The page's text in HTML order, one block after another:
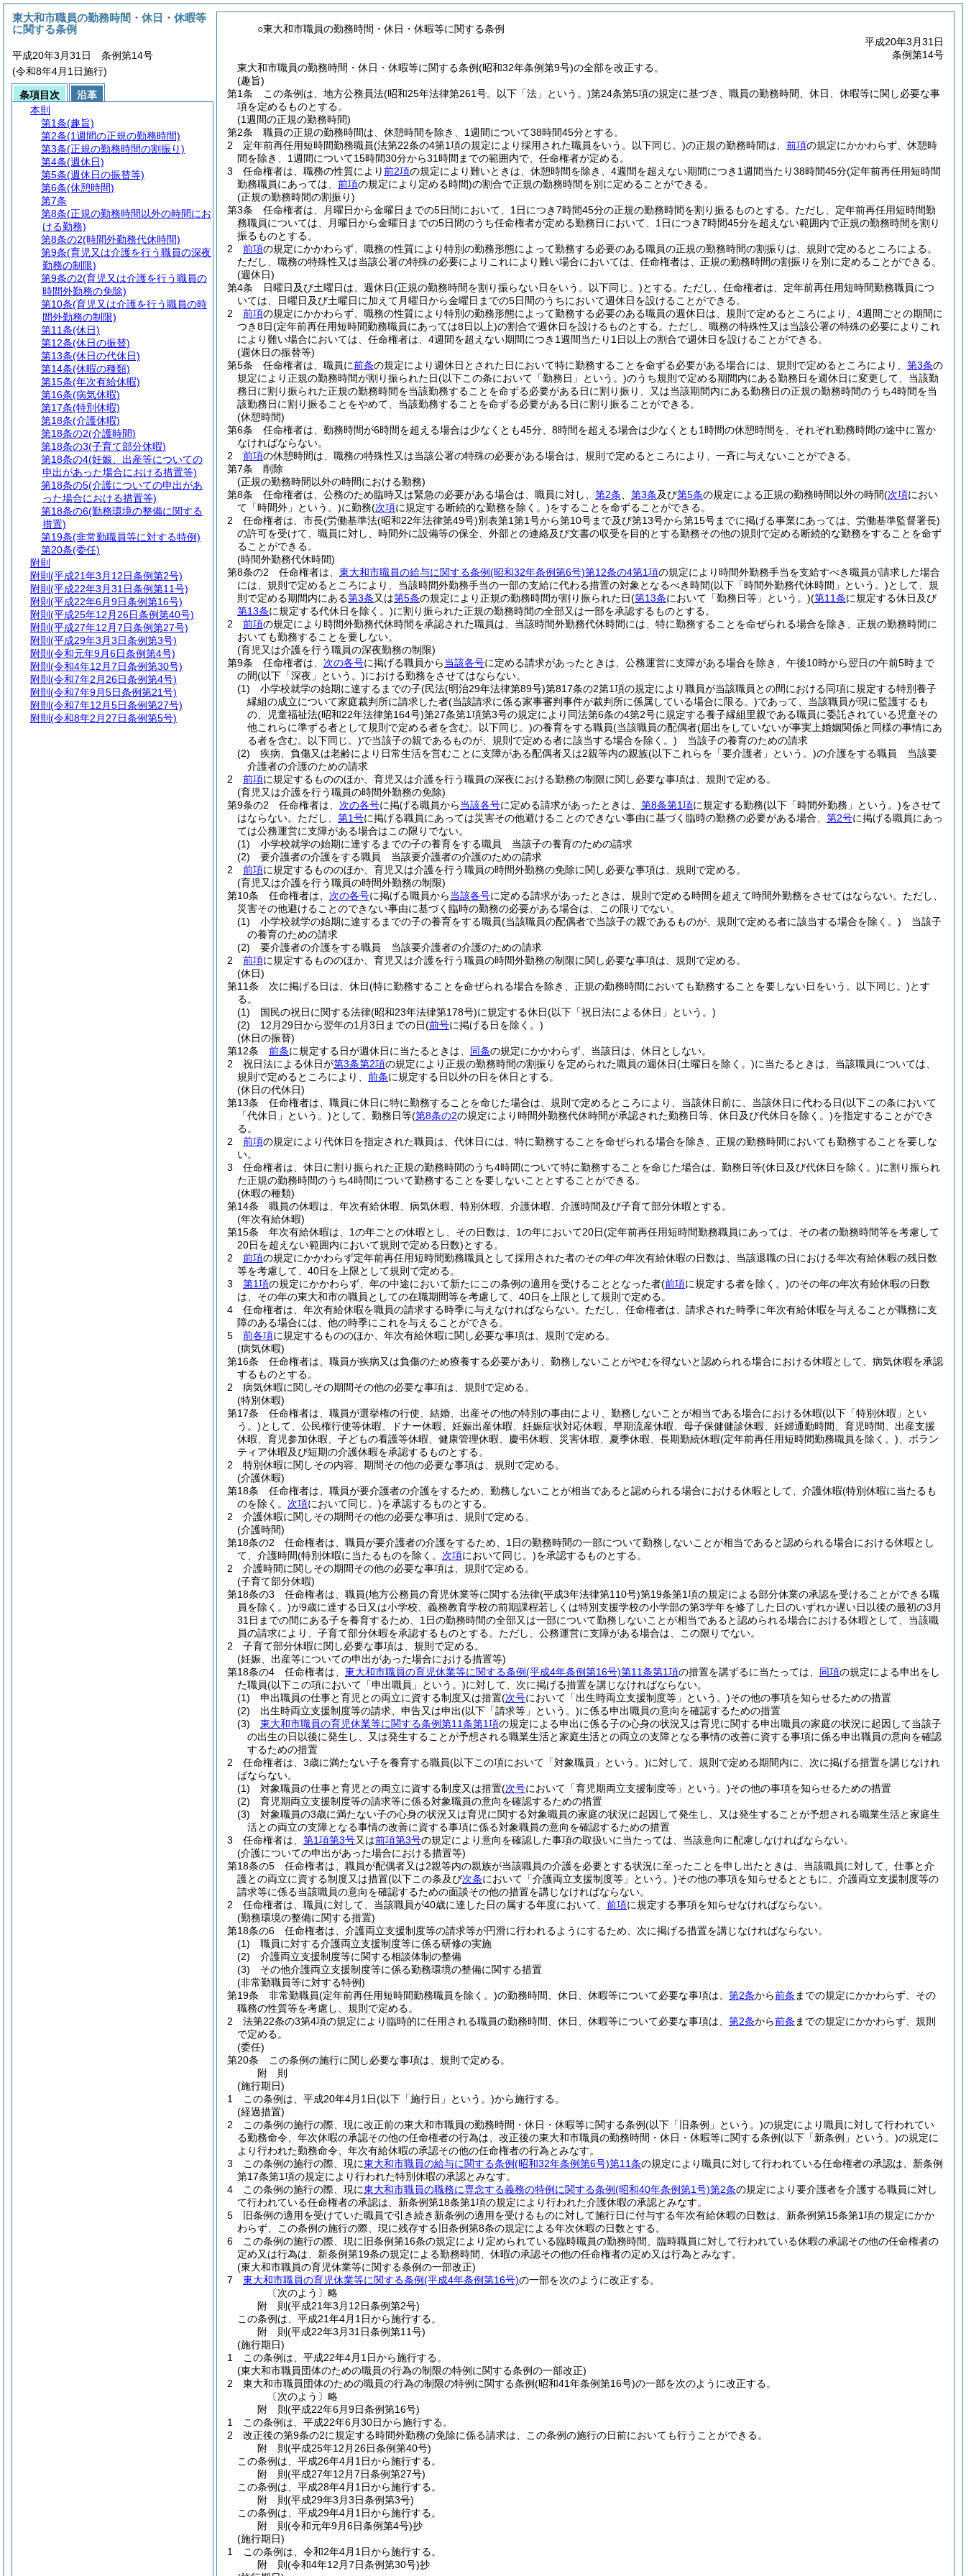
○東大和市職員の勤務時間・休日・休暇等に関する条例
平成20年3月31日
条例第14号
東大和市職員の勤務時間・休日・休暇等に関する条例(昭和32年条例第9号)の全部を改正する。
(趣旨)
第1条
この条例は、地方公務員法(昭和25年法律第261号。以下「法」という。)第24条第5項の規定に基づき、職員の勤務時間、休日、休暇等に関し必要な事
項を定めるものとする。
(1週間の正規の勤務時間)
第2条
職員の正規の勤務時間は、休憩時間を除き、1週間について38時間45分とする。
2
定年前再任用短時間勤務職員(法第22条の4第1項の規定により採用された職員をいう。以下同じ。)の正規の勤務時間は、 前項の規定にかかわらず、休憩時
間を除き、1週間について15時間30分から31時間までの範囲内で、任命権者が定める。
3
任命権者は、職務の性質により前2項の規定により難いときは、休憩時間を除き、4週間を超えない期間につき1週間当たり38時間45分(定年前再任用短時間
勤務職員にあっては、 前項の規定により定める時間)の割合で正規の勤務時間を別に定めることができる。
(正規の勤務時間の割振り)
第3条
任命権者は、月曜日から金曜日までの5日間において、1日につき7時間45分の正規の勤務時間を割り振るものとする。 ただし、定年前再任用短時間勤
務職員については、月曜日から金曜日までの5日間のうち任命権者が定める勤務日において、1日につき7時間45分を超えない範囲内で正規の勤務時間を割り
振るものとする。
2
前項の規定にかかわらず、職務の性質により特別の勤務形態によって勤務する必要のある職員の正規の勤務時間の割振りは、規則で定めるところによる。
ただし、職務の特殊性又は当該公署の特殊の必要によりこれにより難い場合においては、任命権者は、正規の勤務時間の割振りを別に定めることができる。
(週休日)
第4条
日曜日及び土曜日は、週休日(正規の勤務時間を割り振らない日をいう。以下同じ。)とする。 ただし、任命権者は、定年前再任用短時間勤務職員につ
いては、日曜日及び土曜日に加えて月曜日から金曜日までの5日間のうちにおいて週休日を設けることができる。
2
前項の規定にかかわらず、職務の性質により特別の勤務形態によって勤務する必要のある職員の週休日は、規則で定めるところにより、4週間ごとの期間に
つき8日(定年前再任用短時間勤務職員にあっては8日以上)の割合で週休日を設けるものとする。 ただし、職務の特殊性又は当該公署の特殊の必要によりこれ
により難い場合においては、任命権者は、4週間を超えない期間につき1週間当たり1日以上の割合で週休日を設けることができる。
(週休日の振替等)
第5条
任命権者は、職員に前条の規定により週休日とされた日において特に勤務することを命ずる必要がある場合には、規則で定めるところにより、 第3条の
規定により正規の勤務時間が割り振られた日(以下この条において「勤務日」という。)のうち規則で定める期間内にある勤務日を週休日に変更して、当該勤
務日に割り振られた正規の勤務時間を当該勤務することを命ずる必要がある日に割り振り、又は当該期間内にある勤務日の正規の勤務時間のうち4時間を当
該勤務日に割り振ることをやめて、当該勤務することを命ずる必要がある日に割り振ることができる。
(休憩時間)
第6条
任命権者は、勤務時間が6時間を超える場合は少なくとも45分、8時間を超える場合は少なくとも1時間の休憩時間を、それぞれ勤務時間の途中に置か
なければならない。
2
前項の休憩時間は、職務の特殊性又は当該公署の特殊の必要がある場合は、規則で定めるところにより、一斉に与えないことができる。
第7条
削除
(正規の勤務時間以外の時間における勤務)
第8条
任命権者は、公務のため臨時又は緊急の必要がある場合は、職員に対し、 第2条 第3条及び第5条の規定による正規の勤務時間以外の時間(次項におい
て「時間外」という。)に勤務(次項に規定する断続的な勤務を除く。)をすることを命ずることができる。
2
任命権者は、市長(労働基準法(昭和22年法律第49号)別表第1第1号から第10号まで及び第13号から第15号までに掲げる事業にあっては、労働基準監督署長)
の許可を受けて、職員に対し、時間外に設備等の保全、外部との連絡及び文書の収受を目的とする勤務その他の規則で定める断続的な勤務をすることを命ず
ることができる。
(時間外勤務代休時間)
第8条の2
任命権者は、 東大和市職員の給与に関する条例(昭和32年条例第6号)第12条の4第1項の規定により時間外勤務手当を支給すべき職員が請求した場合
には、規則で定めるところにより、当該時間外勤務手当の一部の支給に代わる措置の対象となるべき時間(以下「時間外勤務代休時間」という。)として、規
則で定める期間内にある第3条又は第5条の規定により正規の勤務時間が割り振られた日(第13条において「勤務日等」という。)(第11条に規定する休日及び
第13条に規定する代休日を除く。)に割り振られた正規の勤務時間の全部又は一部を承認するものとする。
2
前項の規定により時間外勤務代休時間を承認された職員は、当該時間外勤務代休時間には、特に勤務することを命ぜられる場合を除き、正規の勤務時間に
おいても勤務することを要しない。
(育児又は介護を行う職員の深夜勤務の制限)
第9条
任命権者は、 次の各号に掲げる職員から当該各号に定める請求があったときは、公務運営に支障がある場合を除き、午後10時から翌日の午前5時まで
の間(以下「深夜」という。)における勤務をさせてはならない。
(1)
小学校就学の始期に達するまでの子(民法(明治29年法律第89号)第817条の2第1項の規定により職員が当該職員との間における同項に規定する特別養子
縁組の成立について家庭裁判所に請求した者(当該請求に係る家事審判事件が裁判所に係属している場合に限る。)であって、当該職員が現に監護するも
の、児童福祉法(昭和22年法律第164号)第27条第1項第3号の規定により同法第6条の4第2号に規定する養子縁組里親である職員に委託されている児童その
他これらに準ずる者として規則で定める者を含む。以下同じ。)の養育をする職員(当該職員の配偶者(届出をしていないが事実上婚姻関係と同様の事情にあ
る者を含む。以下同じ。)で当該子の親であるものが、規則で定める者に該当する場合を除く。) 当該子の養育のための請求
(2)
疾病、負傷又は老齢により日常生活を営むことに支障がある配偶者又は2親等内の親族(以下これらを「要介護者」という。)の介護をする職員 当該要
介護者の介護のための請求
2
前項に規定するもののほか、育児又は介護を行う職員の深夜における勤務の制限に関し必要な事項は、規則で定める。
(育児又は介護を行う職員の時間外勤務の免除)
第9条の2
任命権者は、 次の各号に掲げる職員から当該各号に定める請求があったときは、 第8条第1項に規定する勤務(以下「時間外勤務」という。)をさせて
はならない。 ただし、 第1号に掲げる職員にあっては災害その他避けることのできない事由に基づく臨時の勤務の必要がある場合、 第2号に掲げる職員にあっ
ては公務運営に支障がある場合はこの限りでない。
(1)
小学校就学の始期に達するまでの子の養育をする職員 当該子の養育のための請求
(2)
要介護者の介護をする職員 当該要介護者の介護のための請求
2
前項に規定するもののほか、育児又は介護を行う職員の時間外勤務の免除に関し必要な事項は、規則で定める。
(育児又は介護を行う職員の時間外勤務の制限)
第10条
任命権者は、 次の各号に掲げる職員から当該各号に定める請求があったときは、規則で定める時間を超えて時間外勤務をさせてはならない。 ただし、
災害その他避けることのできない事由に基づく臨時の勤務の必要がある場合は、この限りでない。
(1)
小学校就学の始期に達するまでの子の養育をする職員(当該職員の配偶者で当該子の親であるものが、規則で定める者に該当する場合を除く。) 当該子
の養育のための請求
(2)
要介護者の介護をする職員 当該要介護者の介護のための請求
2
前項に規定するもののほか、育児又は介護を行う職員の時間外勤務の制限に関し必要な事項は、規則で定める。
(休日)
第11条
次に掲げる日は、休日(特に勤務することを命ぜられる場合を除き、正規の勤務時間においても勤務することを要しない日をいう。以下同じ。)とす
る。
(1)
国民の祝日に関する法律(昭和23年法律第178号)に規定する休日(以下「祝日法による休日」という。)
(2)
12月29日から翌年の1月3日までの日(前号に掲げる日を除く。)
(休日の振替)
第12条
前条に規定する日が週休日に当たるときは、 同条の規定にかかわらず、当該日は、休日としない。
2
祝日法による休日が第3条第2項の規定により正規の勤務時間の割振りを定められた職員の週休日(土曜日を除く。)に当たるときは、当該職員については、
規則で定めるところにより、 前条に規定する日以外の日を休日とする。
(休日の代休日)
第13条
任命権者は、職員に休日に特に勤務することを命じた場合は、規則で定めるところにより、当該休日前に、当該休日に代わる日(以下この条において
「代休日」という。)として、勤務日等(第8条の2の規定により時間外勤務代休時間が承認された勤務日等、休日及び代休日を除く。)を指定することができ
る。
2
前項の規定により代休日を指定された職員は、代休日には、特に勤務することを命ぜられる場合を除き、正規の勤務時間においても勤務することを要しな
い。
3
任命権者は、休日に割り振られた正規の勤務時間のうち4時間について特に勤務することを命じた場合は、勤務日等(休日及び代休日を除く。)に割り振られ
た正規の勤務時間のうち4時間について勤務することを要しないこととすることができる。
(休暇の種類)
第14条
職員の休暇は、年次有給休暇、病気休暇、特別休暇、介護休暇、介護時間及び子育て部分休暇とする。
(年次有給休暇)
第15条
年次有給休暇は、1の年ごとの休暇とし、その日数は、1の年において20日(定年前再任用短時間勤務職員にあっては、その者の勤務時間等を考慮して
20日を超えない範囲内において規則で定める日数)とする。
2
前項の規定にかかわらず定年前再任用短時間勤務職員として採用された者のその年の年次有給休暇の日数は、当該退職の日における年次有給休暇の残日数
等を考慮して、40日を上限として規則で定める。
3
第1項の規定にかかわらず、年の中途において新たにこの条例の適用を受けることとなった者(前項に規定する者を除く。)のその年の年次有給休暇の日数
は、その年の東大和市の職員としての在職期間等を考慮して、40日を上限として規則で定める。
4
任命権者は、年次有給休暇を職員の請求する時季に与えなければならない。 ただし、任命権者は、請求された時季に年次有給休暇を与えることが職務に支
障のある場合には、他の時季にこれを与えることができる。
5
前各項に規定するもののほか、年次有給休暇に関し必要な事項は、規則で定める。
(病気休暇)
第16条
任命権者は、職員が疾病又は負傷のため療養する必要があり、勤務しないことがやむを得ないと認められる場合における休暇として、病気休暇を承認
するものとする。
2
病気休暇に関しその期間その他の必要な事項は、規則で定める。
(特別休暇)
第17条
任命権者は、職員が選挙権の行使、結婚、出産その他の特別の事由により、勤務しないことが相当である場合における休暇(以下「特別休暇」とい
う。)として、公民権行使等休暇、ドナー休暇、妊娠出産休暇、妊娠症状対応休暇、早期流産休暇、母子保健健診休暇、妊婦通勤時間、育児時間、出産支援
休暇、育児参加休暇、子どもの看護等休暇、健康管理休暇、慶弔休暇、災害休暇、夏季休暇、長期勤続休暇(定年前再任用短時間勤務職員を除く。) 、ボラン
ティア休暇及び短期の介護休暇を承認するものとする。
2
特別休暇に関しその内容、期間その他の必要な事項は、規則で定める。
(介護休暇)
第18条
任命権者は、職員が要介護者の介護をするため、勤務しないことが相当であると認められる場合における休暇として、介護休暇(特別休暇に当たるも
のを除く。 次項において同じ。)を承認するものとする。
2
介護休暇に関しその期間その他の必要な事項は、規則で定める。
(介護時間)
第18条の2
任命権者は、職員が要介護者の介護をするため、1日の勤務時間の一部について勤務しないことが相当であると認められる場合における休暇とし
て、介護時間(特別休暇に当たるものを除く。 次項において同じ。)を承認するものとする。
2
介護時間に関しその期間その他の必要な事項は、規則で定める。
(子育て部分休暇)
第18条の3
任命権者は、職員(地方公務員の育児休業等に関する法律(平成3年法律第110号)第19条第1項の規定による部分休業の承認を受けることができる職
員を除く。)が9歳に達する日又は小学校、義務教育学校の前期課程若しくは特別支援学校の小学部の第3学年を修了した日のいずれか遅い日以後の最初の3月
31日までの間にある子を養育するため、1日の勤務時間の全部又は一部について勤務しないことが相当であると認められる場合における休暇として、当該職
員の請求により、子育て部分休暇を承認するものとする。 ただし、公務運営に支障がある場合は、この限りでない。
2
子育て部分休暇に関し必要な事項は、規則で定める。
(妊娠、出産等についての申出があった場合における措置等)
第18条の4
任命権者は、 東大和市職員の育児休業等に関する条例(平成4年条例第16号)第11条第1項の措置を講ずるに当たっては、 同項の規定による申出をし
た職員(以下この項において「申出職員」という。)に対して、次に掲げる措置を講じなければならない。
(1)
申出職員の仕事と育児との両立に資する制度又は措置(次号において「出生時両立支援制度等」という。)その他の事項を知らせるための措置
(2)
出生時両立支援制度等の請求、申告又は申出(以下「請求等」という。)に係る申出職員の意向を確認するための措置
(3)
東大和市職員の育児休業等に関する条例第11条第1項の規定による申出に係る子の心身の状況又は育児に関する申出職員の家庭の状況に起因して当該子
の出生の日以後に発生し、又は発生することが予想される職業生活と家庭生活との両立の支障となる事情の改善に資する事項に係る申出職員の意向を確認
するための措置
2
任命権者は、3歳に満たない子を養育する職員(以下この項において「対象職員」という。)に対して、規則で定める期間内に、次に掲げる措置を講じなけれ
ばならない。
(1)
対象職員の仕事と育児との両立に資する制度又は措置(次号において「育児期両立支援制度等」という。)その他の事項を知らせるための措置
(2)
育児期両立支援制度等の請求等に係る対象職員の意向を確認するための措置
(3)
対象職員の3歳に満たない子の心身の状況又は育児に関する対象職員の家庭の状況に起因して発生し、又は発生することが予想される職業生活と家庭生
活との両立の支障となる事情の改善に資する事項に係る対象職員の意向を確認するための措置
3
任命権者は、 第1項第3号又は前項第3号の規定により意向を確認した事項の取扱いに当たっては、当該意向に配慮しなければならない。
(介護についての申出があった場合における措置等)
第18条の5
任命権者は、職員が配偶者又は2親等内の親族が当該職員の介護を必要とする状況に至ったことを申し出たときは、当該職員に対して、仕事と介
護との両立に資する制度又は措置(以下この条及び次条において「介護両立支援制度等」という。)その他の事項を知らせるとともに、介護両立支援制度等の
請求等に係る当該職員の意向を確認するための面談その他の措置を講じなければならない。
2
任命権者は、職員に対して、当該職員が40歳に達した日の属する年度において、 前項に規定する事項を知らせなければならない。
(勤務環境の整備に関する措置)
第18条の6
任命権者は、介護両立支援制度等の請求等が円滑に行われるようにするため、次に掲げる措置を講じなければならない。
(1)
職員に対する介護両立支援制度等に係る研修の実施
(2)
介護両立支援制度等に関する相談体制の整備
(3)
その他介護両立支援制度等に係る勤務環境の整備に関する措置
(非常勤職員等に対する特例)
第19条
非常勤職員(定年前再任用短時間勤務職員を除く。)の勤務時間、休日、休暇等について必要な事項は、 第2条から前条 までの規定にかかわらず、その
職務の性質等を考慮し、規則で定める。
2
法第22条の3第4項の規定により臨時的に任用される職員の勤務時間、休日、休暇等について必要な事項は、 第2条から前条 までの規定にかかわらず、規則
で定める。
(委任)
第20条
この条例の施行に関し必要な事項は、規則で定める。
附 則
(施行期日)
1
この条例は、平成20年4月1日(以下「施行日」という。)から施行する。
(経過措置)
2
この条例の施行の際、現に改正前の東大和市職員の勤務時間・休日・休暇等に関する条例(以下「旧条例」という。)の規定により職員に対して行われてい
る勤務命令、年次休暇の承認その他の任命権者の行為は、改正後の東大和市職員の勤務時間・休日・休暇等に関する条例(以下「新条例」という。)の規定に
より行われた勤務命令、年次有給休暇の承認その他の任命権者の行為とみなす。
3
この条例の施行の際、現に東大和市職員の給与に関する条例(昭和32年条例第6号)第11条の規定により職員に対して行われている任命権者の承認は、新条例
第17条第1項の規定により行われた特別休暇の承認とみなす。
4
この条例の施行の際、現に東大和市職員の職務に専念する義務の特例に関する条例(昭和40年条例第1号)第2条の規定により要介護者を介護する職員に対し
て行われている任命権者の承認は、新条例第18条第1項の規定により行われた介護休暇の承認とみなす。
5
旧条例の適用を受けていた職員で引き続き新条例の適用を受けるものに対して施行日に付与する年次有給休暇の日数は、新条例第15条第1項の規定にかか
わらず、この条例の施行の際、現に残存する旧条例第8条の規定による年次休暇の日数とする。
6
この条例の施行の際、現に旧条例第16条の規定により定められている臨時職員の勤務時間、臨時職員に対して行われている休暇の承認その他の任命権者の
定め又は行為は、新条例第19条の規定による勤務時間、休暇の承認その他の任命権者の定め又は行為とみなす。
(東大和市職員の育児休業等に関する条例の一部改正)
7
東大和市職員の育児休業等に関する条例(平成4年条例第16号)の一部を次のように改正する。
〔次のよう〕略
附 則(平成21年3月12日条例第2号)
この条例は、平成21年4月1日から施行する。
附 則(平成22年3月31日条例第11号)
(施行期日)
1
この条例は、平成22年4月1日から施行する。
(東大和市職員団体のための職員の行為の制限の特例に関する条例の一部改正)
2
東大和市職員団体のための職員の行為の制限の特例に関する条例(昭和41年条例第16号)の一部を次のように改正する。
〔次のよう〕略
附 則(平成22年6月9日条例第16号)
1
この条例は、平成22年6月30日から施行する。
2
改正後の第9条の2に規定する時間外勤務の免除に係る請求は、この条例の施行の日前においても行うことができる。
附 則(平成25年12月26日条例第40号)
この条例は、平成26年4月1日から施行する。
附 則(平成27年12月7日条例第27号)
この条例は、平成28年4月1日から施行する。
附 則(平成29年3月3日条例第3号)
この条例は、平成29年4月1日から施行する。
附 則(令和元年9月6日条例第4号)抄
(施行期日)
1
この条例は、令和2年4月1日から施行する。
附 則(令和4年12月7日条例第30号)抄
東大和市職員の勤務時間・休日・休暇等
に関する条例
平成20年3月31日 条例第14号
(令和8年4月1日施行)
条項目次
沿革
本則
第1条(趣旨)
第2条(1週間の正規の勤務時間)
第3条(正規の勤務時間の割振り)
第4条(週休日)
第5条(週休日の振替等)
第6条(休憩時間)
第7条
第8条(正規の勤務時間以外の時間にお
ける勤務)
第8条の2(時間外勤務代休時間)
第9条(育児又は介護を行う職員の深夜
勤務の制限)
第9条の2(育児又は介護を行う職員の
時間外勤務の免除)
第10条(育児又は介護を行う職員の時
間外勤務の制限)
第11条(休日)
第12条(休日の振替)
第13条(休日の代休日)
第14条(休暇の種類)
第15条(年次有給休暇)
第16条(病気休暇)
第17条(特別休暇)
第18条(介護休暇)
第18条の2(介護時間)
第18条の3(子育て部分休暇)
第18条の4(妊娠、出産等についての
申出があった場合における措置等)
第18条の5(介護についての申出があ
った場合における措置等)
第18条の6(勤務環境の整備に関する
措置)
第19条(非常勤職員等に対する特例)
第20条(委任)
附則
附則 (平成21年3月12日条例第2号)
附則 (平成22年3月31日条例第11号)
附則 (平成22年6月9日条例第16号)
附則 (平成25年12月26日条例第40号)
附則 (平成27年12月7日条例第27号)
附則 (平成29年3月3日条例第3号)
附則 (令和元年9月6日条例第4号)
附則 (令和4年12月7日条例第30号)
附則 (令和7年2月26日条例第4号)
附則 (令和7年9月5日条例第21号)
附則 (令和7年12月5日条例第27号)
附則 (令和8年2月27日条例第5号)